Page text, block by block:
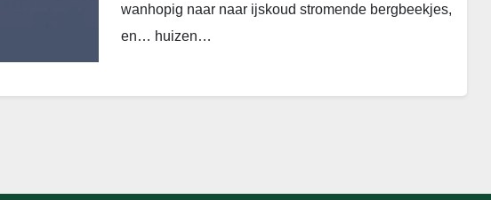
wanhopig naar naar ijskoud stromende bergbeekjes,
en… huizen…